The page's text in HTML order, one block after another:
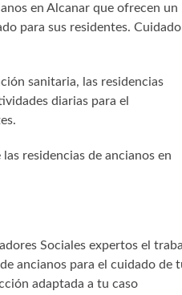
en Alcanar que ofrecen un
para sus residentes. Cuidado
sanitaria, las residencias
diarias para el
residencias de ancianos en
Sociales expertos el
ancianos para el cuidado de
adaptada a tu caso